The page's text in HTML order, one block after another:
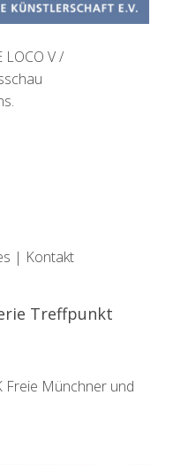
LOCO V /
| Kontakt
Treffpunkt
Freie Münchner und